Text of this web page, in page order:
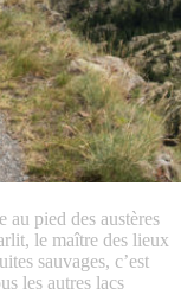
au pied des austères
le maître des lieux
sauvages, c’est
les autres lacs